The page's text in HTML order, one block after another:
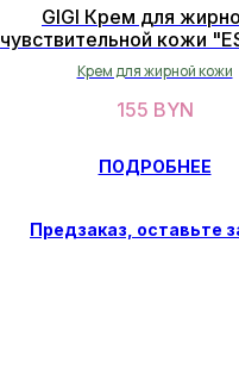
GIGI Крем для
чувствительной кожи
50 мл
Крем для жирной кожи
155 BYN
ПОДРОБНЕЕ